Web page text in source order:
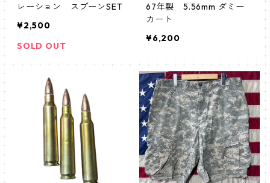
レーション スプーンSET
¥2,500
SOLD OUT
67年製 5.56mm ダミー
カート
¥6,200